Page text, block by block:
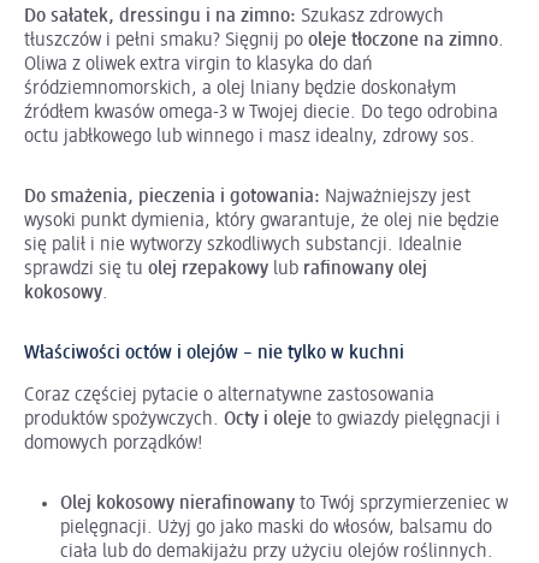
Do sałatek, dressingu i na zimno: Szukasz zdrowych
tłuszczów i pełni smaku? Sięgnij po oleje tłoczone na zimno.
Oliwa z oliwek extra virgin to klasyka do dań
śródziemnomorskich, a olej lniany będzie doskonałym
źródłem kwasów omega-3 w Twojej diecie. Do tego odrobina
octu jabłkowego lub winnego i masz idealny, zdrowy sos.
Do smażenia, pieczenia i gotowania: Najważniejszy jest
wysoki punkt dymienia, który gwarantuje, że olej nie będzie
się palił i nie wytworzy szkodliwych substancji. Idealnie
sprawdzi się tu olej rzepakowy lub rafinowany olej
kokosowy.
Właściwości octów i olejów – nie tylko w kuchni
Coraz częściej pytacie o alternatywne zastosowania
produktów spożywczych. Octy i oleje to gwiazdy pielęgnacji i
domowych porządków!
Olej kokosowy nierafinowany to Twój sprzymierzeniec w
pielęgnacji. Użyj go jako maski do włosów, balsamu do
ciała lub do demakijażu przy użyciu olejów roślinnych.